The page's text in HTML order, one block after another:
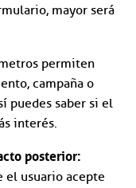
mayor será
permiten
campaña o
puedes saber si el
interés.
posterior:
el usuario acepte